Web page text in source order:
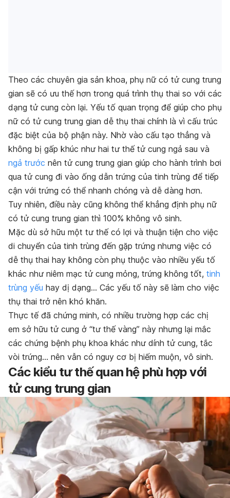
Theo các chuyên gia sản khoa, phụ nữ có tử cung trung
gian sẽ có ưu thế hơn trong quá trình thụ thai so với các
dạng tử cung còn lại. Yếu tố quan trọng để giúp cho phụ
nữ có tử cung trung gian dễ thụ thai chính là vì cấu trúc
đặc biệt của bộ phận này. Nhờ vào cấu tạo thẳng và
không bị gấp khúc như hai tư thế tử cung ngả sau và
ngả trước nên tử cung trung gian giúp cho hành trình bơi
qua tử cung đi vào ống dẫn trứng của tinh trùng để tiếp
cận với trứng có thể nhanh chóng và dễ dàng hơn.
Tuy nhiên, điều này cũng không thể khẳng định phụ nữ
có tử cung trung gian thì 100% không vô sinh.
Mặc dù sở hữu một tư thế có lợi và thuận tiện cho việc
di chuyển của tinh trùng đến gặp trứng nhưng việc có
dễ thụ thai hay không còn phụ thuộc vào nhiều yếu tố
khác như niêm mạc tử cung mỏng, trứng không tốt, tinh
trùng yếu hay dị dạng… Các yếu tố này sẽ làm cho việc
thụ thai trở nên khó khăn.
Thực tế đã chứng minh, có nhiều trường hợp các chị
em sở hữu tử cung ở “tư thế vàng” này nhưng lại mắc
các chứng bệnh phụ khoa khác như dính tử cung, tắc
vòi trứng… nên vẫn có nguy cơ bị hiếm muộn, vô sinh.
Các kiểu tư thế quan hệ phù hợp với
tử cung trung gian